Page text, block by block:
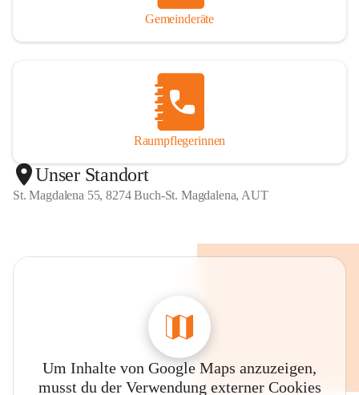
Gemeinderäte
Raumpflegerinnen
Unser Standort
St. Magdalena 55, 8274 Buch-St. Magdalena, AUT
Um Inhalte von Google Maps anzuzeigen,
musst du der Verwendung externer Cookies